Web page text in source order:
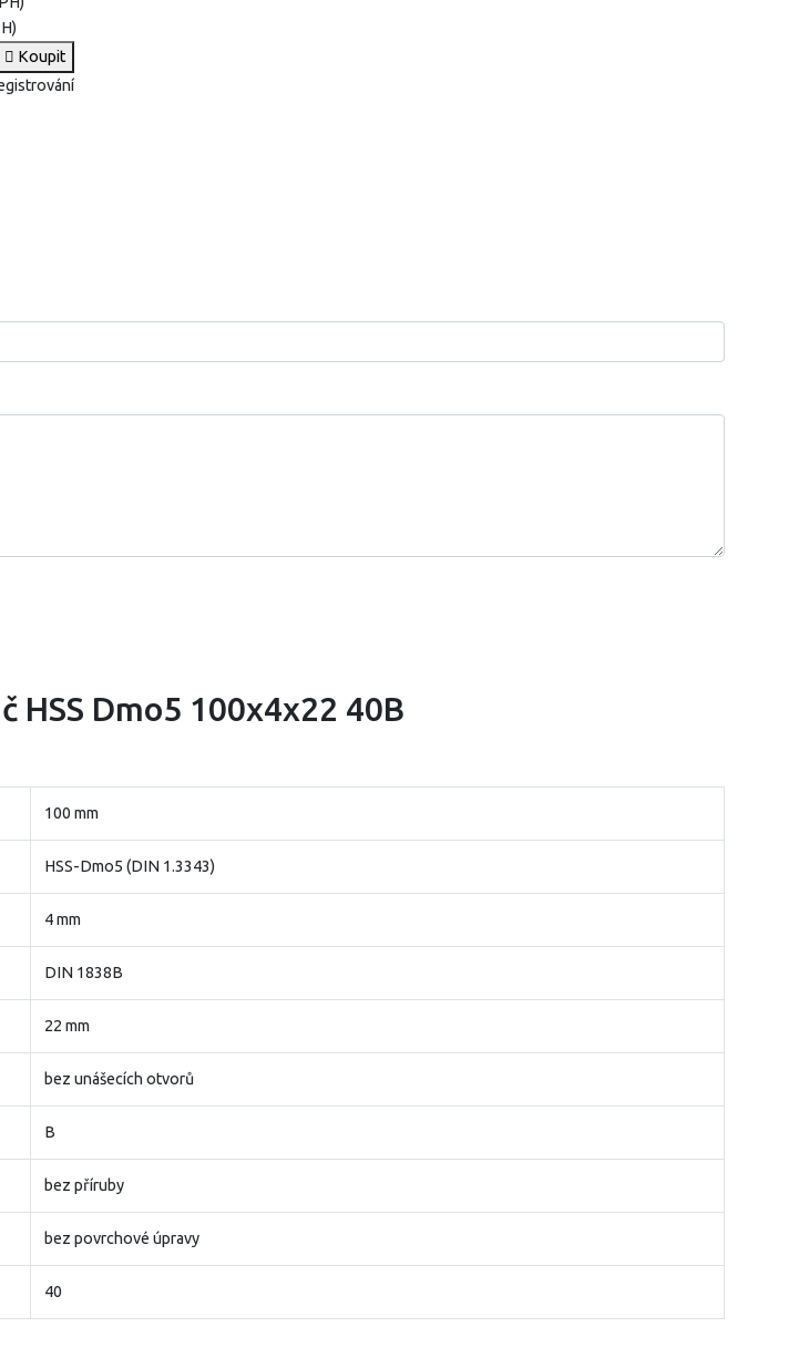
Koupit
HSS Dmo5 100x4x22 40B
100 mm
HSS-Dmo5 (DIN 1.3343)
4 mm
DIN 1838B
22 mm
bez unášecích otvorů
B
bez příruby
bez povrchové úpravy
40